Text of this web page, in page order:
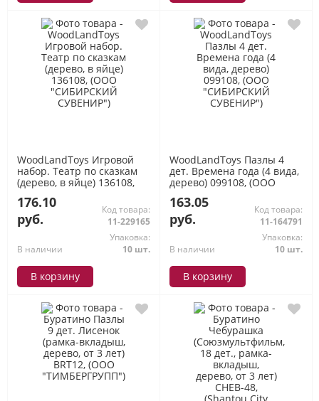
WoodLandToys Игровой
набор. Театр по сказкам
(дерево, в яйце) 136108,
СУВЕНИР")
176.10
руб.
Код товара:
11-229165
В наличии
Упаковка:
10 шт.
В корзину
WoodLandToys Пазлы 4
дет. Времена года (4 вида,
дерево) 099108, (ООО
163.05
руб.
Код товара:
11-164791
В наличии
Упаковка:
10 шт.
В корзину